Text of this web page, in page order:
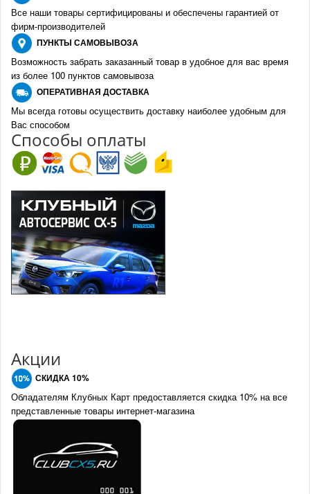
Все наши товары сертифицированы и обеспечены гарантией от
фирм-производителей
ПУНКТЫ САМОВЫВОЗА
Возможность забрать заказанный товар в удобное для вас время
из более 100 пунктов самовывоза
ОПЕРАТИВНАЯ ДОСТАВКА
Мы всегда готовы осуществить доставку наиболее удобным для
Вас способом
Способы оплаты
Акции
СКИДКА 10%
Обладателям Клубных Карт предоставляется скидка 10% на все
представленные товары интернет-магазина